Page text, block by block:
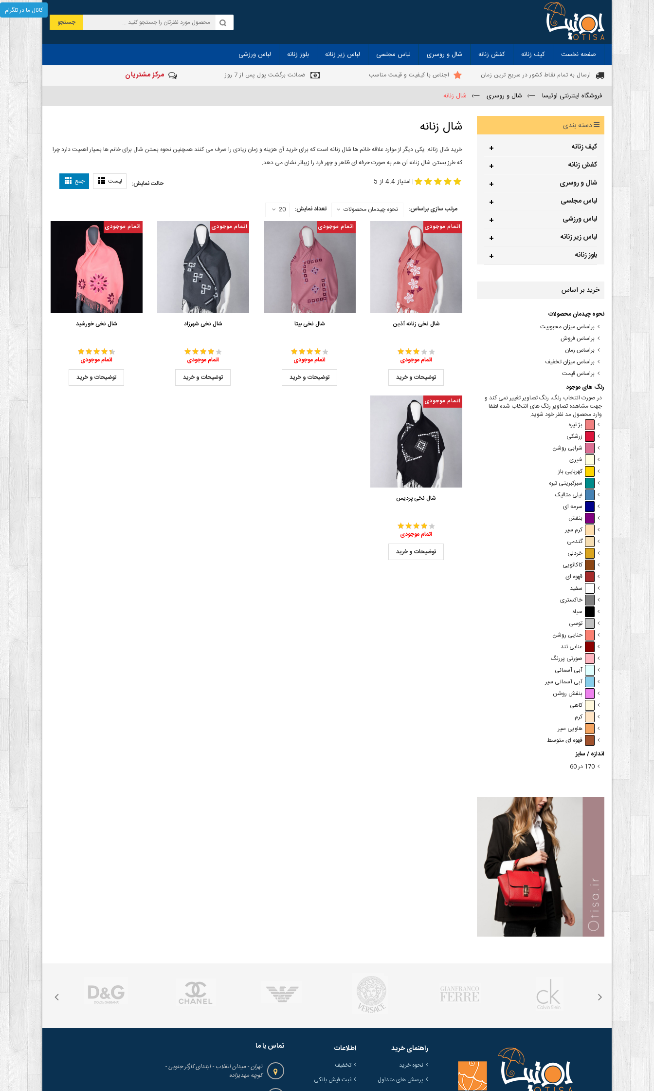
جستجو
صفحه نخست کیف زنانه کفش زنانه شال و روسری لباس مجلسی لباس زیر زنانه بلوز زنانه لباس ورزشی
ارسال به تمام نقاط کشور در سریع ترین زمان اجناس با کیفیت و قیمت مناسب ضمانت برگشت پول پس از 7 روز مرکز مشتریان
فروشگاه اینترنتی اوتیسا —› شال و روسری —› شال زنانه
شال زنانه
خرید شال زنانه. یکی دیگر از موارد علاقه خانم ها شال زنانه است که برای خرید آن هزینه و زمان زیادی را صرف می کنند همچنین نحوه بستن شال برای خانم ها بسیار اهمیت دارد چرا
که طرز بستن شال زنانه آن هم به صورت حرفه ای ظاهر و چهر فرد را زیباتر نشان می دهد.
حالت نمایش: لیست جمع | امتیاز 4.4 از 5
مرتب سازی براساس: نحوه چیدمان محصولات تعداد نمایش: 20
اتمام موجودی
شال نخی زنانه آذین
اتمام موجودی
توضیحات و خرید
اتمام موجودی
شال نخی بیتا
اتمام موجودی
توضیحات و خرید
اتمام موجودی
شال نخی شهرزاد
اتمام موجودی
توضیحات و خرید
اتمام موجودی
شال نخی خورشید
اتمام موجودی
توضیحات و خرید
اتمام موجودی
شال نخی پردیس
اتمام موجودی
توضیحات و خرید
دسته بندی
کیف زنانه
کفش زنانه
شال و روسری
لباس مجلسی
لباس ورزشی
لباس زیر زنانه
بلوز زنانه
خرید بر اساس
نحوه چیدمان محصولات
براساس میزان محبوبیت
براساس فروش
براساس زمان
براساس میزان تخفیف
براساس قیمت
رنگ های موجود
در صورت انتخاب رنگ، رنگ تصاویر تغییر نمی کند و
جهت مشاهده تصاویر رنگ های انتخاب شده لطفا
وارد محصول مد نظر خود شوید.
بژ تیره
زرشکی
شرابی روشن
شیری
کهربایی باز
سبزکبریتی تیره
نیلی متالیک
سرمه ای
بنفش
کرم سیر
گندمی
خردلی
کاکائویی
قهوه ای
سفید
خاکستری
سیاه
توسی
حنایی روشن
عنابی تند
صورتی پررنگ
آبی آسمانی
آبی آسمانی سیر
بنفش روشن
کاهی
کرم
هلویی سیر
قهوه ای متوسط
اندازه / سایز
170 در 60
راهنمای خرید
نحوه خرید
پرسش های متداول
اطلاعات
تخفیف
ثبت فیش بانکی
تماس با ما
تهران - میدان انقلاب - ابتدای کارگر جنوبی -
کوچه مهدیزاده
کانال ما در تلگرام